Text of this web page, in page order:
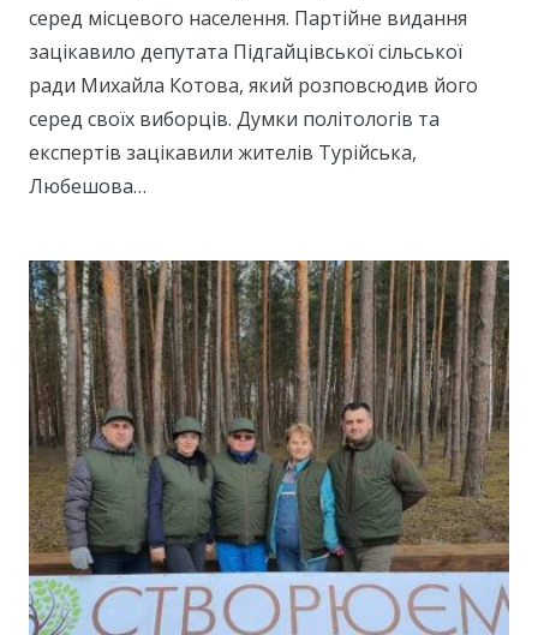
серед місцевого населення. Партійне видання
зацікавило депутата Підгайцівської сільської
ради Михайла Котова, який розповсюдив його
серед своїх виборців. Думки політологів та
експертів зацікавили жителів Турійська,
Любешова…